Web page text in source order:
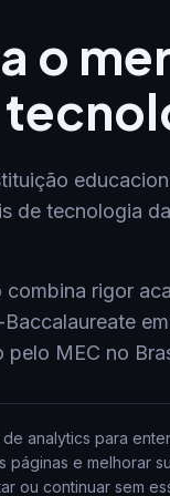
analytics para
páginas e melhorar
ou continuar sem
o
de tecnologia
rigor
MEC no